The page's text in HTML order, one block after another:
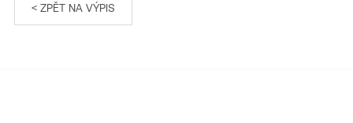
< ZPĚT NA VÝPIS